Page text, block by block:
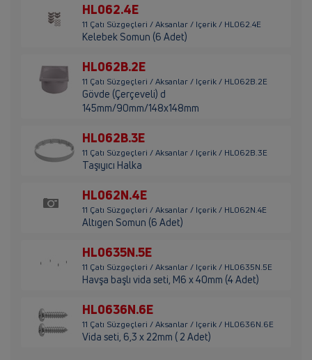
HL062.4E
11 Çatı Süzgeçleri / Aksanlar / Içerik / HL062.4E
Kelebek Somun (6 Adet)
HL062B.2E
11 Çatı Süzgeçleri / Aksanlar / Içerik / HL062B.2E
Gövde (Çerçeveli) d
145mm/90mm/148x148mm
HL062B.3E
11 Çatı Süzgeçleri / Aksanlar / Içerik / HL062B.3E
Taşıyıcı Halka
HL062N.4E
11 Çatı Süzgeçleri / Aksanlar / Içerik / HL062N.4E
Altıgen Somun (6 Adet)
HL0635N.5E
11 Çatı Süzgeçleri / Aksanlar / Içerik / HL0635N.5E
Havşa başlı vida seti, M6 x 40mm (4 Adet)
HL0636N.6E
11 Çatı Süzgeçleri / Aksanlar / Içerik / HL0636N.6E
Vida seti, 6,3 x 22mm ( 2 Adet)